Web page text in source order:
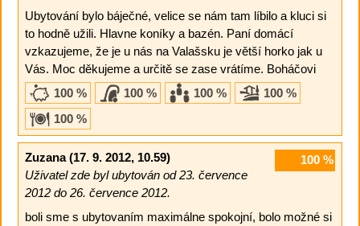
Ubytování bylo báječné, velice se nám tam líbilo a kluci si
to hodně užili. Hlavne koníky a bazén. Paní domácí
vzkazujeme, že je u nás na Valašsku je větší horko jak u
Vás. Moc děkujeme a určitě se zase vrátíme. Boháčovi
100 %
100 % 100 %
100 %
100 %
100%
Zuzana(17. 9. 2012, 10.59)
Uživatel zde byl ubytován od 23. července
2012 do 26. července 2012.
boli sme s ubytovaním maximálne spokojní, bolo možné si